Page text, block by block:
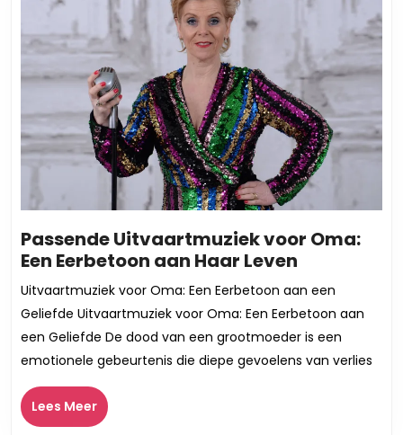
Passende Uitvaartmuziek voor Oma:
Een Eerbetoon aan Haar Leven
voor
Oma:
Een
Eerbetoon
Uitvaartmuziek voor Oma: Een Eerbetoon aan een
Geliefde Uitvaartmuziek voor Oma: Een Eerbetoon aan
een Geliefde De dood van een grootmoeder is een
emotionele gebeurtenis die diepe gevoelens van verlies
Lees MeerLees
Meer